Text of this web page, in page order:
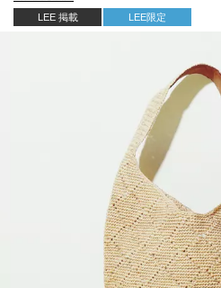
LEE 掲載 LEE限定